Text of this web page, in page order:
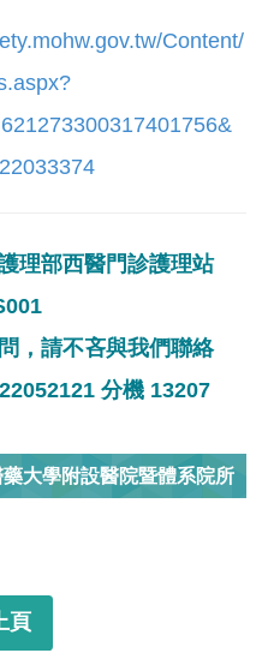
Content/
理部西醫門診護理站
，請不吝與我們聯絡
分機 13207
大學附設醫院暨體系院所
頁